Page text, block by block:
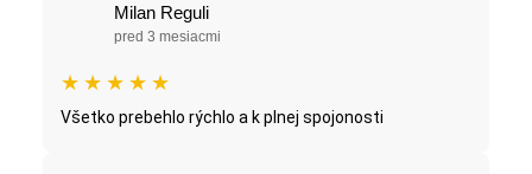
Milan Reguli
pred 3 mesiacmi
★ ★ ★ ★ ★
Všetko prebehlo rýchlo a k plnej spojonosti